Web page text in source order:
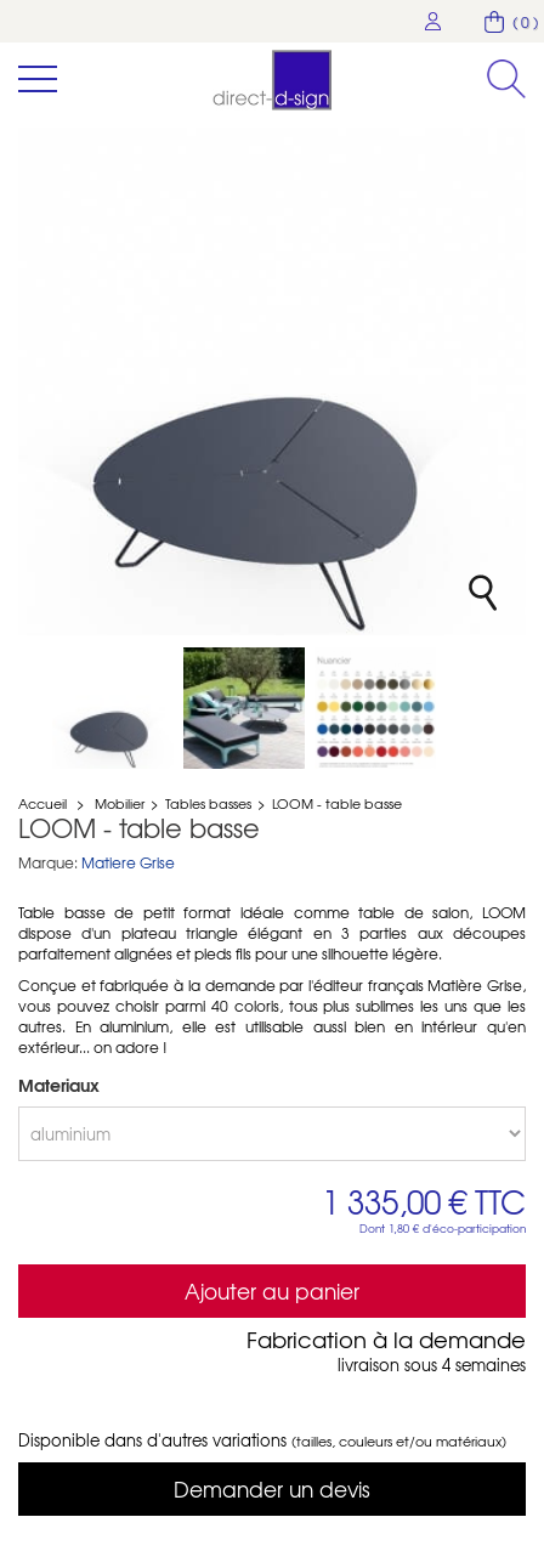
( 0 )
Accueil > Mobilier > Tables basses > LOOM - table basse
LOOM - table basse
Marque: Matiere Grise
Table basse de petit format idéale comme table de salon, LOOM
dispose d'un plateau triangle élégant en 3 parties aux découpes
parfaitement alignées et pieds fils pour une silhouette légère.
Conçue et fabriquée à la demande par l'éditeur français Matière Grise,
vous pouvez choisir parmi 40 coloris, tous plus sublimes les uns que les
autres. En aluminium, elle est utilisable aussi bien en intérieur qu'en
extérieur... on adore !
Materiaux
1 335,00 €TTC
Dont 1,80 € d'éco-participation
Ajouter au panier
Fabrication à la demande
livraison sous 4 semaines
Disponible dans d'autres variations (tailles, couleurs et/ou matériaux)
Demander un devis